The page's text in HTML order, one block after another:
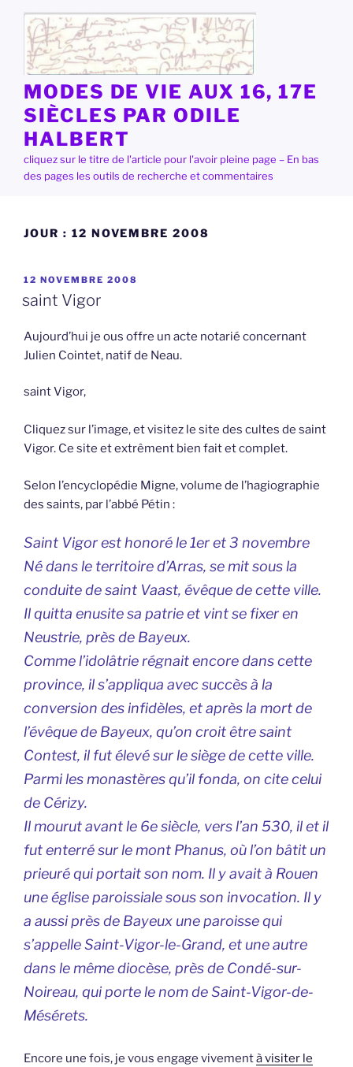
contenu
principal
MODES DE VIE AUX 16, 17E
SIÈCLES PAR ODILE
HALBERT
cliquez sur le titre de l'article pour l'avoir pleine page – En bas
des pages les outils de recherche et commentaires
JOUR : 12 NOVEMBRE 2008
PUBLIÉ
12 NOVEMBRE 2008
saint Vigor
Aujourd’hui je ous offre un acte notarié concernant
Julien Cointet, natif de Neau.
saint Vigor,
Cliquez sur l’image, et visitez le site des cultes de saint
Vigor. Ce site et extrêment bien fait et complet.
Selon l’encyclopédie Migne, volume de l’hagiographie
des saints, par l’abbé Pétin :
Saint Vigor est honoré le 1er et 3 novembre
Né dans le territoire d’Arras, se mit sous la
conduite de saint Vaast, évêque de cette ville.
Il quitta enusite sa patrie et vint se fixer en
Neustrie, près de Bayeux.
Comme l’idolâtrie régnait encore dans cette
province, il s’appliqua avec succès à la
conversion des infidèles, et après la mort de
l’évêque de Bayeux, qu’on croit être saint
Contest, il fut élevé sur le siège de cette ville.
Parmi les monastères qu’il fonda, on cite celui
de Cérizy.
Il mourut avant le 6e siècle, vers l’an 530, il et il
fut enterré sur le mont Phanus, où l’on bâtit un
prieuré qui portait son nom. Il y avait à Rouen
une église paroissiale sous son invocation. Il y
a aussi près de Bayeux une paroisse qui
s’appelle Saint-Vigor-le-Grand, et une autre
dans le même diocèse, près de Condé-sur-
Noireau, qui porte le nom de Saint-Vigor-de-
Mésérets.
Encore une fois, je vous engage vivementà visiter le